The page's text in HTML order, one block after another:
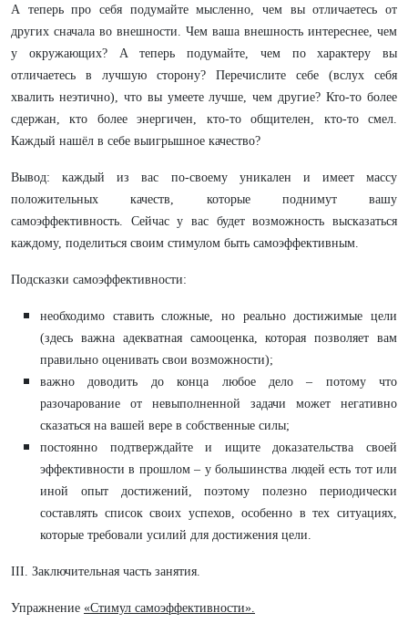
А теперь про себя подумайте мысленно, чем вы отличаетесь от
других сначала во внешности. Чем ваша внешность интереснее, чем
у окружающих? А теперь подумайте, чем по характеру вы
отличаетесь в лучшую сторону? Перечислите себе (вслух себя
хвалить неэтично), что вы умеете лучше, чем другие? Кто-то более
сдержан, кто более энергичен, кто-то общителен, кто-то смел.
Каждый нашёл в себе выигрышное качество?
Вывод: каждый из вас по-своему уникален и имеет массу
положительных качеств, которые поднимут вашу
самоэффективность. Сейчас у вас будет возможность высказаться
каждому, поделиться своим стимулом быть самоэффективным.
Подсказки самоэффективности:
необходимо ставить сложные, но реально достижимые цели
(здесь важна адекватная самооценка, которая позволяет вам
правильно оценивать свои возможности);
важно доводить до конца любое дело – потому что
разочарование от невыполненной задачи может негативно
сказаться на вашей вере в собственные силы;
постоянно подтверждайте и ищите доказательства своей
эффективности в прошлом – у большинства людей есть тот или
иной опыт достижений, поэтому полезно периодически
составлять список своих успехов, особенно в тех ситуациях,
которые требовали усилий для достижения цели.
III. Заключительная часть занятия.
Упражнение «Стимул самоэффективности».